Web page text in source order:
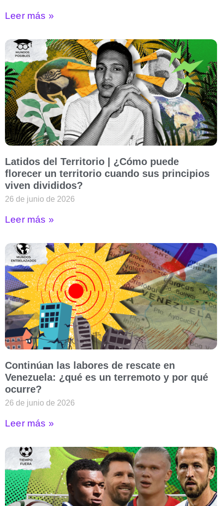
Leer más »
Latidos del Territorio | ¿Cómo puede
florecer un territorio cuando sus principios
viven divididos?
26 de junio de 2026
Leer más »
Continúan las labores de rescate en
Venezuela: ¿qué es un terremoto y por qué
ocurre?
26 de junio de 2026
Leer más »